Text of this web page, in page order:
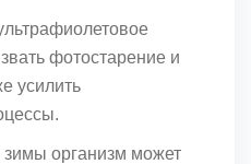
фотостарение и
усилить
зимы организм может